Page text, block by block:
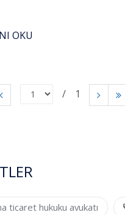
OKU
1
ticaret hukuku avukatı